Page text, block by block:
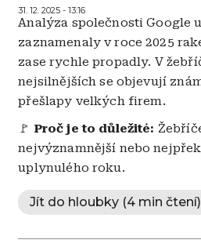
31. 12. 2025 - 13:16
Analýza společnosti Google
zaznamenaly v roce 2025
zase rychle propadly. V
nejsilnějších se objevují
přešlapy velkých firem.
🚩 Proč je to důležité:
nejvýznamnější nebo
uplynulého roku.
Jít do hloubky (4 min čtení)